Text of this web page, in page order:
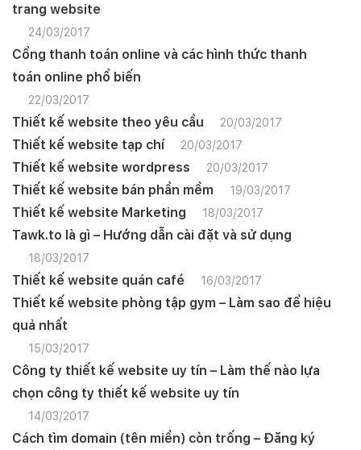
trang website
24/03/2017
Cổng thanh toán online và các hình thức thanh
toán online phổ biến
22/03/2017
Thiết kế website theo yêu cầu 20/03/2017
Thiết kế website tạp chí 20/03/2017
Thiết kế website wordpress 20/03/2017
Thiết kế website bán phần mềm 19/03/2017
Thiết kế website Marketing 18/03/2017
Tawk.to là gì – Hướng dẫn cài đặt và sử dụng
18/03/2017
Thiết kế website quán café 16/03/2017
Thiết kế website phòng tập gym – Làm sao để hiệu
quả nhất
15/03/2017
Công ty thiết kế website uy tín – Làm thế nào lựa
chọn công ty thiết kế website uy tín
14/03/2017
Cách tìm domain (tên miền) còn trống – Đăng ký